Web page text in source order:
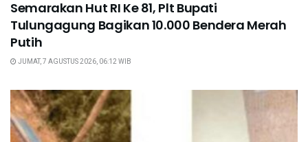
Semarakan Hut RI Ke 81, Plt Bupati
Tulungagung Bagikan 10.000 Bendera Merah
Putih
JUMAT, 7 AGUSTUS 2026, 06:12 WIB